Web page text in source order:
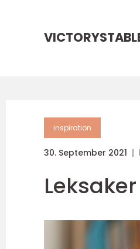
inspiration
30. September 2021